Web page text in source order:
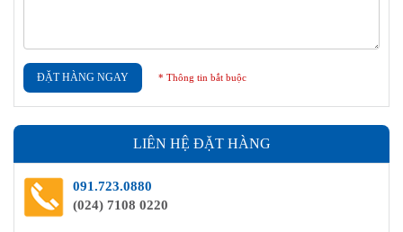
ĐẶT HÀNG NGAY * Thông tin bắt buộc
LIÊN HỆ ĐẶT HÀNG
091.723.0880
(024) 7108 0220